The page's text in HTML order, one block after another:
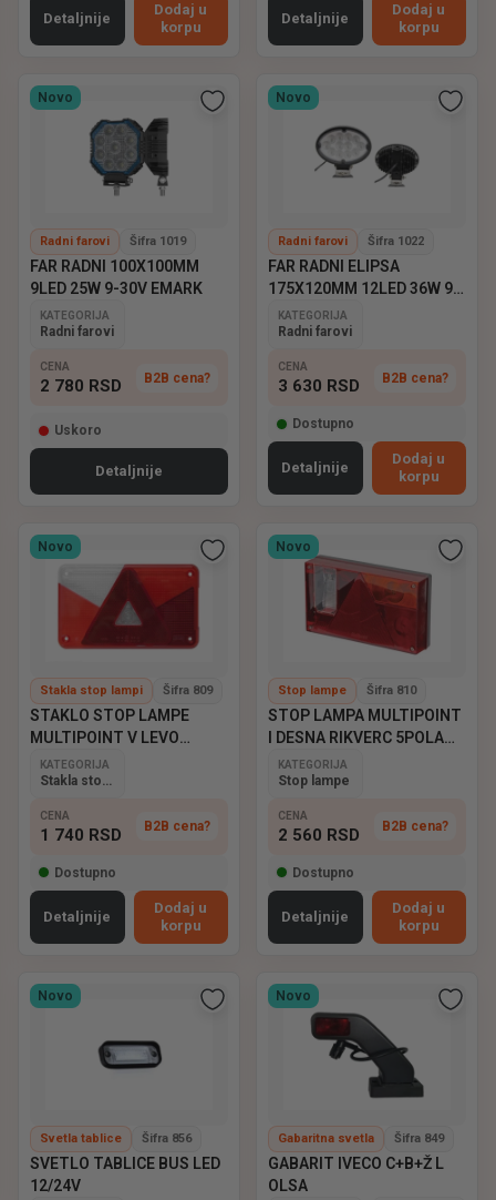
Detaljnije
Dodaj u
korpu
Detaljnije
Dodaj u
korpu
Novo
Radni farovi Šifra 1019
FAR RADNI 100X100MM
9LED 25W 9-30V EMARK
KATEGORIJA
Radni farovi
CENA
2 780 RSD B2B cena?
Uskoro
Detaljnije
Novo
Radni farovi Šifra 1022
FAR RADNI ELIPSA
175X120MM 12LED 36W 9-
60V EMARK
KATEGORIJA
Radni farovi
CENA
3 630 RSD B2B cena?
Dostupno
Detaljnije
Dodaj u
korpu
Novo
Stakla stop lampi Šifra 809
STAKLO STOP LAMPE
MULTIPOINT V LEVO
ASPOCK
KATEGORIJA
CENA
1 740 RSD B2B cena?
Dostupno
Detaljnije
Dodaj u
korpu
Novo
Stop lampe Šifra 810
STOP LAMPA MULTIPOINT
I DESNA RIKVERC 5POLA
ASPOCK
KATEGORIJA
Stop lampe
CENA
2 560 RSD B2B cena?
Dostupno
Detaljnije
Dodaj u
korpu
Novo
Svetla tablice Šifra 856
SVETLO TABLICE BUS LED
12/24V
Novo
Gabaritna svetla Šifra 849
GABARIT IVECO C+B+Ž L
OLSA